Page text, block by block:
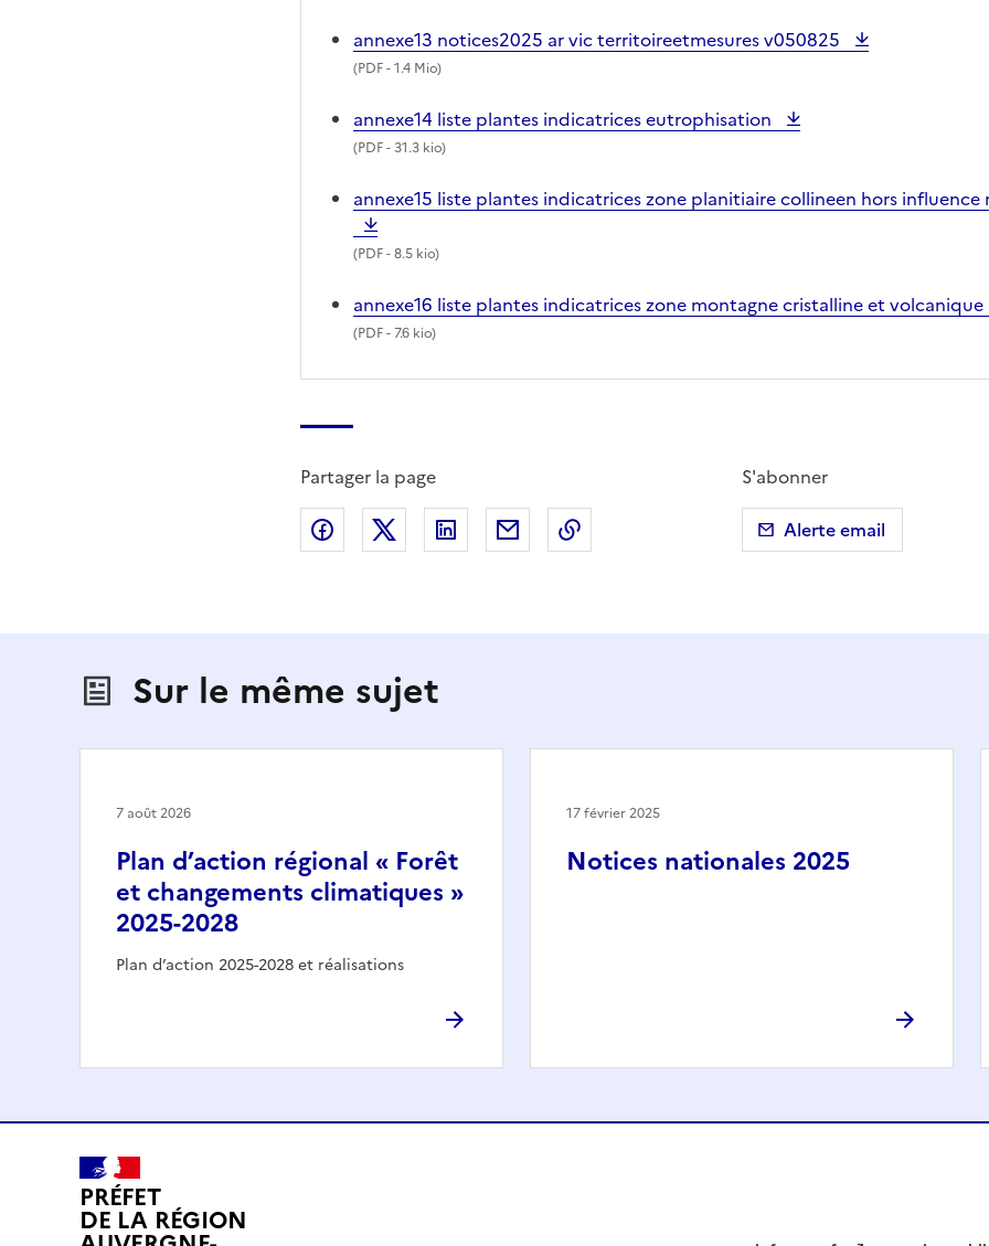
annexe13 notices2025 ar vic territoireetmesures v050825
(PDF- 1.4 Mio)
annexe14 liste plantes indicatrices eutrophisation
(PDF- 31.3 kio)
annexe15 liste plantes indicatrices zone planitiaire collineen hors
(PDF- 8.5 kio)
annexe16 liste plantes indicatrices zone montagne cristalline et volcanique
(PDF- 7.6 kio)
Partager la page
Partager sur Facebook
Partager sur X (anciennement Twitter)
Partager sur LinkedIn
Partager par emailCopier dans le presse-papier
S'abonner
Alerte email
Sur le même sujet
Plan d’action régional « Forêt
et changements climatiques »
2025-2028
Plan d’action 2025-2028 et réalisations
7 août 2026
Notices nationales 2025
17 février 2025
PRÉFET
DE LA RÉGION